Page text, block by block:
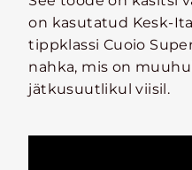
on kasutatud Kesk-
tippklassi Cuoio
nahka, mis on
jätkusuutlikul viisil.